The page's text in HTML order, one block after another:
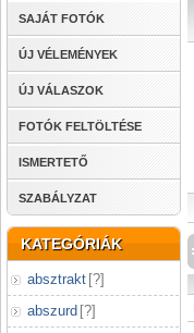
SAJÁT FOTÓK
ÚJ VÉLEMÉNYEK
ÚJ VÁLASZOK
FOTÓK FELTÖLTÉSE
ISMERTETŐ
SZABÁLYZAT
KATEGÓRIÁK
absztrakt [?]
abszurd [?]